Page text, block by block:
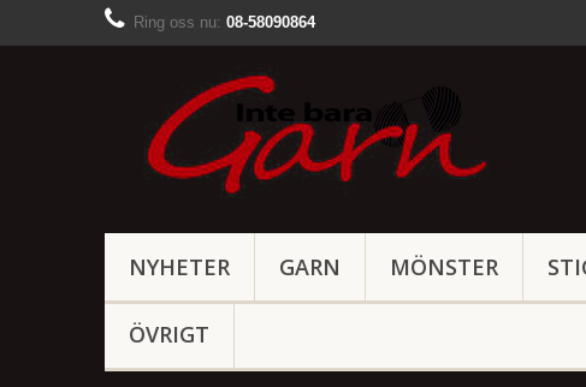
Ring oss nu: 08-58090864
NYHETER GARN MÖNSTER
ÖVRIGT